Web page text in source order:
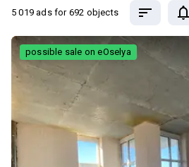
5 019 ads for 692 objects
possible sale on eOselya